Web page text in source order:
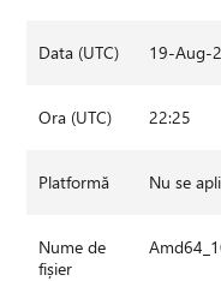
Data (UTC) 19-Aug-
Ora (UTC) 22:25
Platformă Nu se
Nume de
fișier